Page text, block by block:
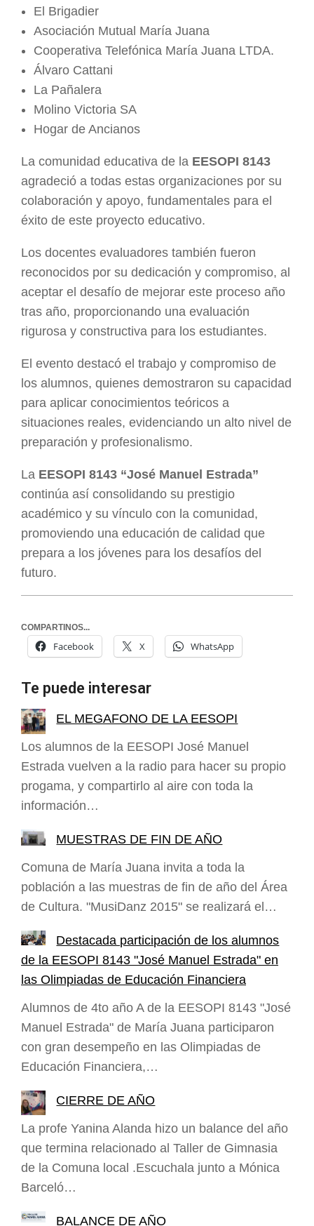
El Brigadier
Asociación Mutual María Juana
Cooperativa Telefónica María Juana LTDA.
Álvaro Cattani
La Pañalera
Molino Victoria SA
Hogar de Ancianos
La comunidad educativa de la EESOPI 8143
agradeció a todas estas organizaciones por su
colaboración y apoyo, fundamentales para el
éxito de este proyecto educativo.
Los docentes evaluadores también fueron
reconocidos por su dedicación y compromiso, al
aceptar el desafío de mejorar este proceso año
tras año, proporcionando una evaluación
rigurosa y constructiva para los estudiantes.
El evento destacó el trabajo y compromiso de
los alumnos, quienes demostraron su capacidad
para aplicar conocimientos teóricos a
situaciones reales, evidenciando un alto nivel de
preparación y profesionalismo.
La EESOPI 8143 “José Manuel Estrada”
continúa así consolidando su prestigio
académico y su vínculo con la comunidad,
promoviendo una educación de calidad que
prepara a los jóvenes para los desafíos del
futuro.
COMPARTINOS...
Facebook X WhatsApp
Te puede interesar
EL MEGAFONO DE LA EESOPI
Los alumnos de la EESOPI José Manuel
Estrada vuelven a la radio para hacer su propio
progama, y compartirlo al aire con toda la
información…
MUESTRAS DE FIN DE AÑO
Comuna de María Juana invita a toda la
población a las muestras de fin de año del Área
de Cultura. "MusiDanz 2015" se realizará el…
Destacada participación de los alumnos
de la EESOPI 8143 "José Manuel Estrada" en
las Olimpiadas de Educación Financiera
Alumnos de 4to año A de la EESOPI 8143 "José
Manuel Estrada" de María Juana participaron
con gran desempeño en las Olimpiadas de
Educación Financiera,…
CIERRE DE AÑO
La profe Yanina Alanda hizo un balance del año
que termina relacionado al Taller de Gimnasia
de la Comuna local .Escuchala junto a Mónica
Barceló…
BALANCE DE AÑO